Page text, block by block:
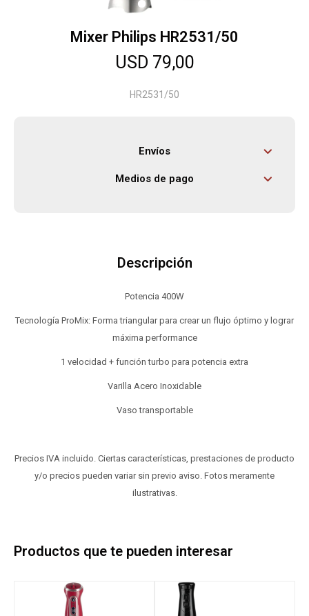
Mixer Philips HR2531/50
USD 79,00
HR2531/50
Envíos
Medios de pago
Descripción
Potencia 400W
Tecnología ProMix: Forma triangular para crear un flujo óptimo y lograr
máxima performance
1 velocidad + función turbo para potencia extra
Varilla Acero Inoxidable
Vaso transportable
Precios IVA incluido. Ciertas características, prestaciones de producto
y/o precios pueden variar sin previo aviso. Fotos meramente
ilustrativas.
Productos que te pueden interesar
Herramientas